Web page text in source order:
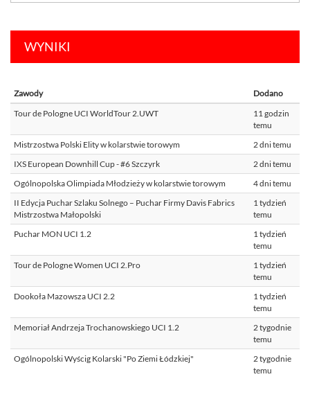
WYNIKI
Zawody
Dodano
Tour de Pologne UCI WorldTour 2.UWT
11 godzin
temu
Mistrzostwa Polski Elity w kolarstwie torowym
2 dni temu
IXS European Downhill Cup - #6 Szczyrk
2 dni temu
Ogólnopolska Olimpiada Młodzieży w kolarstwie torowym
4 dni temu
II Edycja Puchar Szlaku Solnego – Puchar Firmy Davis Fabrics
Mistrzostwa Małopolski
1 tydzień
temu
Puchar MON UCI 1.2
1 tydzień
temu
Tour de Pologne Women UCI 2.Pro
1 tydzień
temu
Dookoła Mazowsza UCI 2.2
1 tydzień
temu
Memoriał Andrzeja Trochanowskiego UCI 1.2
2 tygodnie
temu
Ogólnopolski Wyścig Kolarski "Po Ziemi Łódzkiej"
2 tygodnie
temu